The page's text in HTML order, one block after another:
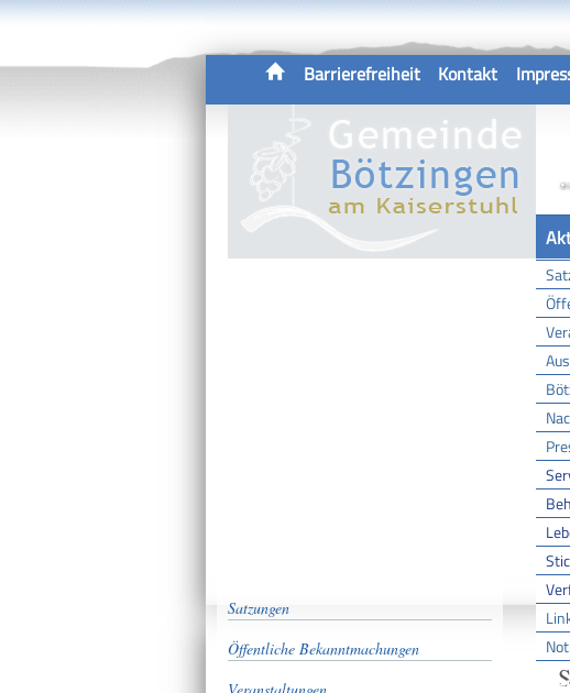
Barrierefreiheit Kontakt
Satzungen
Öffentliche Bekanntmachungen